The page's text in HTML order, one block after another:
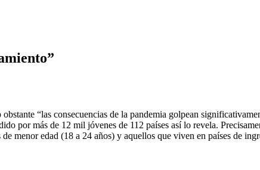
“las consecuencias de la pandemia golpean
por más de 12 mil jóvenes de 112 países así lo revela.
menor edad (18 a 24 años) y aquellos que viven en países de